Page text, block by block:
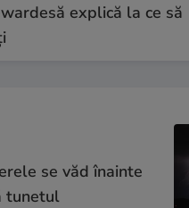
explică la ce să
se văd înainte
tunetul